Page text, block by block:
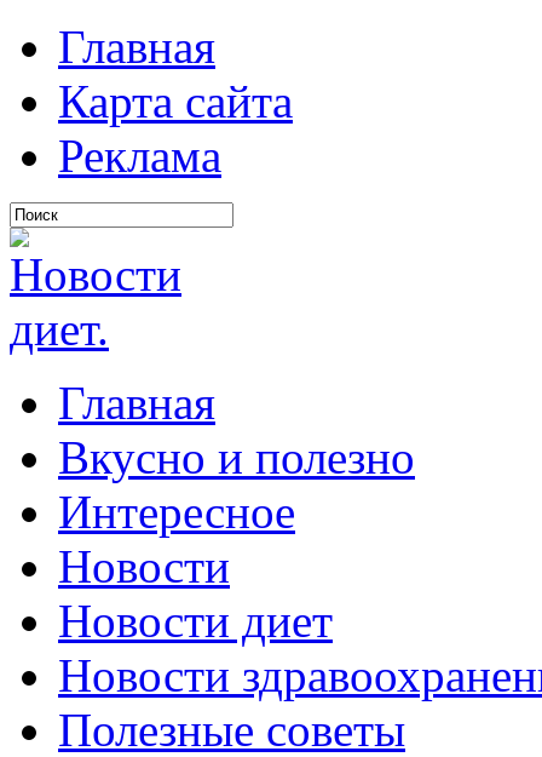
Главная
Карта сайта
Реклама
Главная
Вкусно и полезно
Интересное
Новости
Новости диет
Новости
Полезные советы